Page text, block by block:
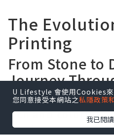
The
Printing
From Stone to
Journey
The history of
rich and colorful
produces. From
U Lifestyle 會使用Cookies來
您同意接受本網站之私隱政策
我已閱